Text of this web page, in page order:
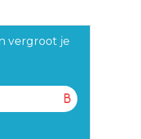
vergroot je
B